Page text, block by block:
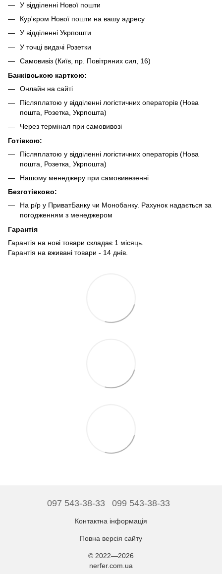
У відділенні Нової пошти
Кур'єром Нової пошти на вашу адресу
У відділенні Укрпошти
У точці видачі Розетки
Самовивіз (Київ, пр. Повітряних сил, 16)
Банківською карткою:
Онлайн на сайті
Післяплатою у відділенні логістичних операторів (Нова
пошта, Розетка, Укрпошта)
Через термінал при самовивозі
Готівкою:
Післяплатою у відділенні логістичних операторів (Нова
пошта, Розетка, Укрпошта)
Нашому менеджеру при самовивезенні
Безготівково:
На р/р у ПриватБанку чи Монобанку. Рахунок надається за
погодженням з менеджером
Гарантія
Гарантія на нові товари складає 1 місяць.
Гарантія на вживані товари - 14 днів.
097 543-38-33 099 543-38-33
Контактна інформація
Повна версія сайту
© 2022—2026
nerfer.com.ua